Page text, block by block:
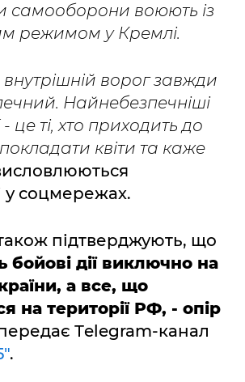
самооборони воюють із
режимом у Кремлі.
ворог завжди
Найнебезпечніші
це ті, хто приходить до
квіти та каже
у соцмережах.
підтверджують, що
бойові дії виключно на
а все, що
на території РФ, - опір
Тelegram-канал
.